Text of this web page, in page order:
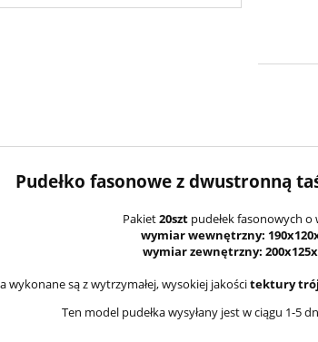
Pudełko fasonowe z dwustronną
Pakiet20szt pudełek fasonowych o
wymiar wewnętrzny:
wymiar zewnętrzny:
wykonane są z wytrzymałej, wysokiej jakościtektury
Ten model pudełka wysyłany jest w ciągu 1-5